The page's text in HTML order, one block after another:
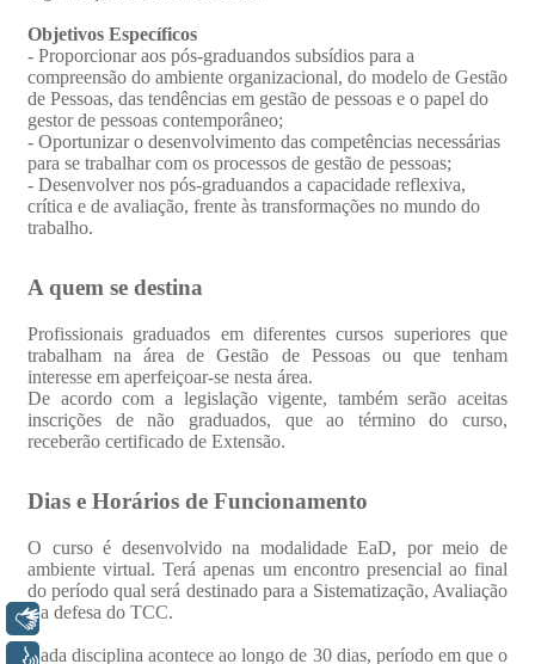
Libras
Voz